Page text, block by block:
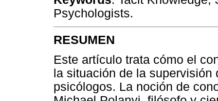
Psychologists.
RESUMEN
Este artículo trata cómo el
la situación de la
psicólogos. La noción de